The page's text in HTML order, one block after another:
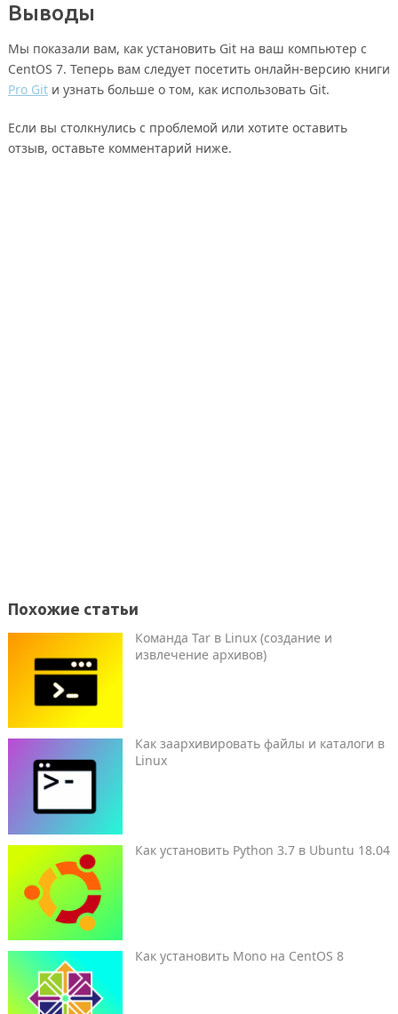
Выводы
Мы показали вам, как установить Git на ваш компьютер с
CentOS 7. Теперь вам следует посетить онлайн-версию книги
Pro Gitи узнать больше о том, как использовать Git.
Если вы столкнулись с проблемой или хотите оставить
отзыв, оставьте комментарий ниже.
Похожие статьи
Команда Tar в Linux (создание и
извлечение архивов)
Как заархивировать файлы и каталоги в
Linux
Как установить Python 3.7 в Ubuntu 18.04
Как установить Mono на CentOS 8